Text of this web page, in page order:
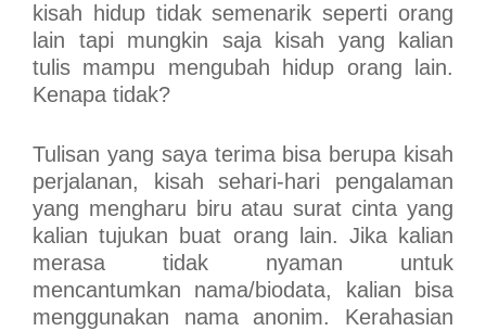
kisah hidup tidak semenarik seperti orang
lain tapi mungkin saja kisah yang kalian
tulis mampu mengubah hidup orang lain.
Kenapa tidak?
Tulisan yang saya terima bisa berupa kisah
perjalanan, kisah sehari-hari pengalaman
yang mengharu biru atau surat cinta yang
kalian tujukan buat orang lain. Jika kalian
merasa tidak nyaman untuk
mencantumkan nama/biodata, kalian bisa
menggunakan nama anonim. Kerahasian